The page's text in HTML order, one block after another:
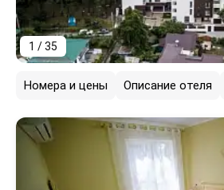
1 / 35
Номера и цены Описание отеля